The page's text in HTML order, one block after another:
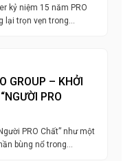
kỷ niệm 15 năm PRO
lại trọn vẹn trong…
GROUP – KHỞI
PRO
PRO Chất” như một
bùng nổ trong…